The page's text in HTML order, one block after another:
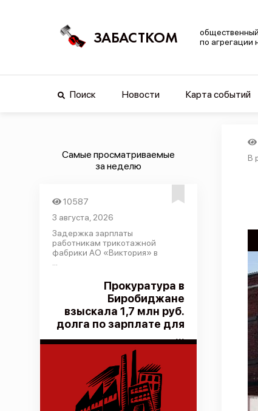
ЗАБАСТКОМ
по агрегации
Поиск Новости Карта событий
Самые просматриваемые
за неделю
10587
3 августа, 2026
Задержка зарплаты
работникам трикотажной
фабрики АО «Виктория» в
Прокуратура в
Биробиджане
взыскала 1,7 млн руб.
долга по зарплате для
...
В